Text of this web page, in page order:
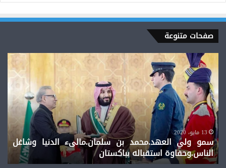
صفحات متنوعة
سمو
ولي
العهد.محمد
بن
سلمان.مالىء
الدنيا
وشاغل
الناس.وحفاوة
استقباله
بباكستان
13 مايو، 2020
سمو ولي العهد.محمد بن سلمان.مالىء الدنيا وشاغل
الناس.وحفاوة استقباله بباكستان